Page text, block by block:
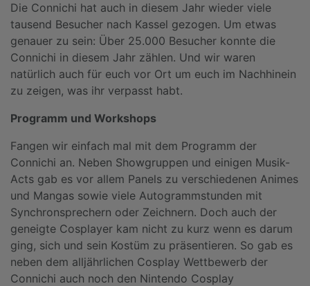
Die Connichi hat auch in diesem Jahr wieder viele
tausend Besucher nach Kassel gezogen. Um etwas
genauer zu sein: Über 25.000 Besucher konnte die
Connichi in diesem Jahr zählen. Und wir waren
natürlich auch für euch vor Ort um euch im Nachhinein
zu zeigen, was ihr verpasst habt.
Programm und Workshops
Fangen wir einfach mal mit dem Programm der
Connichi an. Neben Showgruppen und einigen Musik-
Acts gab es vor allem Panels zu verschiedenen Animes
und Mangas sowie viele Autogrammstunden mit
Synchronsprechern oder Zeichnern. Doch auch der
geneigte Cosplayer kam nicht zu kurz wenn es darum
ging, sich und sein Kostüm zu präsentieren. So gab es
neben dem alljährlichen Cosplay Wettbewerb der
Connichi auch noch den Nintendo Cosplay